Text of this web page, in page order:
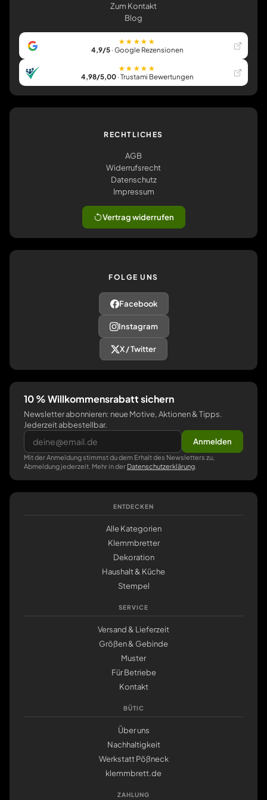
Zum Kontakt
Blog
★★★★★
4,9/5· Google Rezensionen
★★★★★
4,98/5,00· Trustami Bewertungen
RECHTLICHES
AGB
Widerrufsrecht
Datenschutz
Impressum
Vertrag widerrufen
FOLGE UNS
Facebook
Instagram
X / Twitter
10 % Willkommensrabatt sichern
Newsletter abonnieren: neue Motive, Aktionen & Tipps.
Jederzeit abbestellbar.
Anmelden
Mit der Anmeldung stimmst du dem Erhalt des Newsletters zu,
Abmeldung jederzeit. Mehr in der Datenschutzerklärung
ENTDECKEN
Alle Kategorien
Klemmbretter
Dekoration
Haushalt & Küche
Stempel
SERVICE
Versand & Lieferzeit
Größen & Gebinde
Muster
Für Betriebe
Kontakt
BÜTIC
Über uns
Nachhaltigkeit
Werkstatt Pößneck
klemmbrett.de
ZAHLUNG